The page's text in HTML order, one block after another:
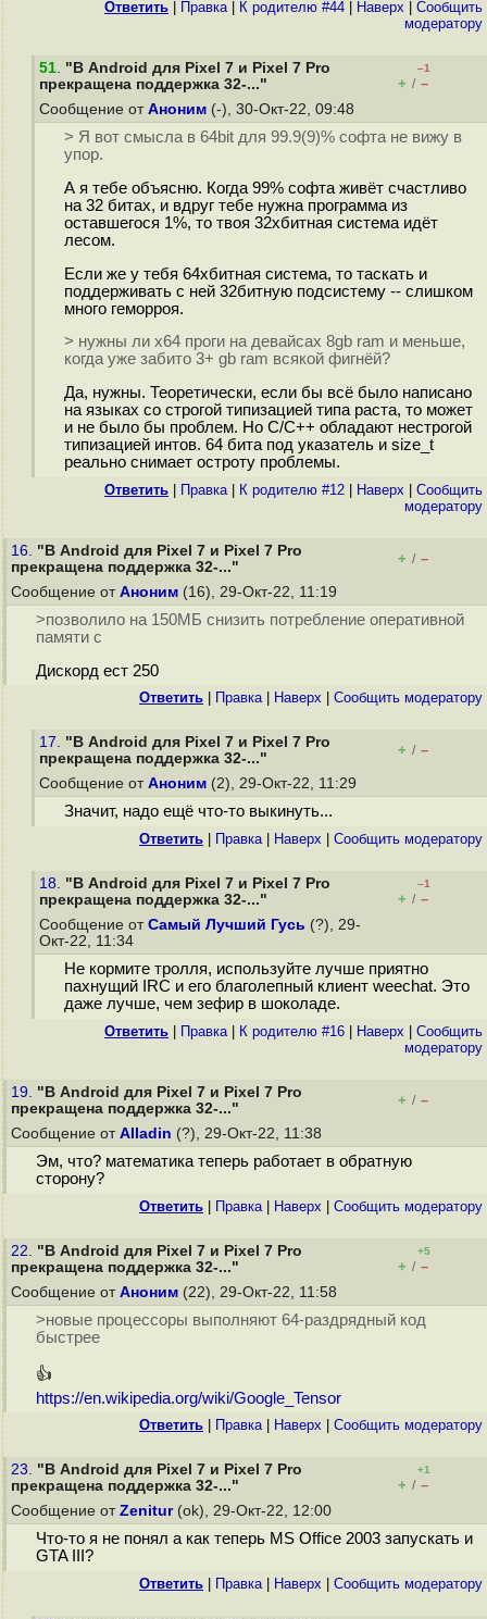
Ответить Правка| К родителю #44 Наверх
Cообщить
модератору
51. "В Android для Pixel 7 и Pixel 7 Pro
прекращена поддержка 32-..."
–1
+ / –
Сообщение от Аноним (-), 30-Окт-22, 09:48
> Я вот смысла в 64bit для 99.9(9)% софта не вижу в
упор.
А я тебе объясню. Когда 99% софта живёт счастливо
на 32 битах, и вдруг тебе нужна программа из
оставшегося 1%, то твоя 32хбитная система идёт
лесом.
Если же у тебя 64хбитная система, то таскать и
поддерживать с ней 32битную подсистему -- слишком
много геморроя.
> нужны ли х64 проги на девайсах 8gb ram и меньше,
когда уже забито 3+ gb ram всякой фигнёй?
Да, нужны. Теоретически, если бы всё было написано
на языках со строгой типизацией типа раста, то может
и не было бы проблем. Но C/C++ обладают нестрогой
типизацией интов. 64 бита под указатель и size_t
реально снимает остроту проблемы.
Ответить Правка| К родителю #12 Наверх
Cообщить
модератору
16. "В Android для Pixel 7 и Pixel 7 Pro
прекращена поддержка 32-..."
+ / –
Сообщение от Аноним (16), 29-Окт-22, 11:19
>позволило на 150МБ снизить потребление оперативной
памяти с
Дискорд ест 250
Ответить Правка| Наверх Cообщить модератору
17. "В Android для Pixel 7 и Pixel 7 Pro
прекращена поддержка 32-..."
+ / –
Сообщение от Аноним (2), 29-Окт-22, 11:29
Значит, надо ещё что-то выкинуть...
Ответить Правка| Наверх Cообщить модератору
18. "В Android для Pixel 7 и Pixel 7 Pro
прекращена поддержка 32-..."
–1
+ / –
Сообщение от Самый Лучший Гусь (?), 29-
Окт-22, 11:34
Не кормите тролля, используйте лучше приятно
пахнущий IRC и его благолепный клиент weechat. Это
даже лучше, чем зефир в шоколаде.
Ответить Правка| К родителю #16 Наверх
Cообщить
модератору
19. "В Android для Pixel 7 и Pixel 7 Pro
прекращена поддержка 32-..."
+ / –
Сообщение от Alladin (?), 29-Окт-22, 11:38
Эм, что? математика теперь работает в обратную
сторону?
Ответить Правка| Наверх Cообщить модератору
22. "В Android для Pixel 7 и Pixel 7 Pro
прекращена поддержка 32-..."
+5
+ / –
Сообщение от Аноним (22), 29-Окт-22, 11:58
>новые процессоры выполняют 64-раздрядный код
быстрее
👍
https://en.wikipedia.org/wiki/Google_Tensor
Ответить Правка| Наверх Cообщить модератору
23. "В Android для Pixel 7 и Pixel 7 Pro
прекращена поддержка 32-..."
+1
+ / –
Сообщение от Zenitur(ok), 29-Окт-22, 12:00
Что-то я не понял а как теперь MS Office 2003 запускать и
GTA III?
Ответить Правка| Наверх Cообщить модератору